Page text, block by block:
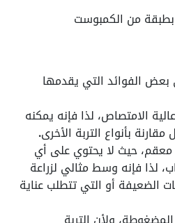
من الكمبوست
بعض الفوائد التي يقدمها
الامتصاص، لذا فإنه يمكنه
بأنواع التربة الأخرى.
حيث لا يحتوي على أي
لذا فإنه وسط مثالي لزراعة
الضعيفة أو التي تتطلب عناية